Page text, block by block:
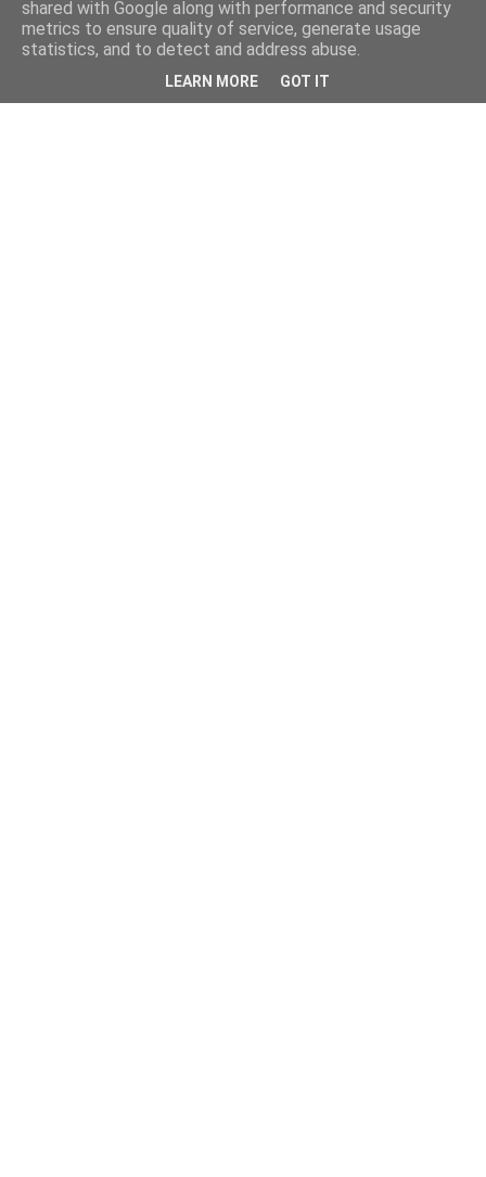
shared with Google along with performance and security
metrics to ensure quality of service, generate usage
statistics, and to detect and address abuse.
LEARN MORE GOT IT